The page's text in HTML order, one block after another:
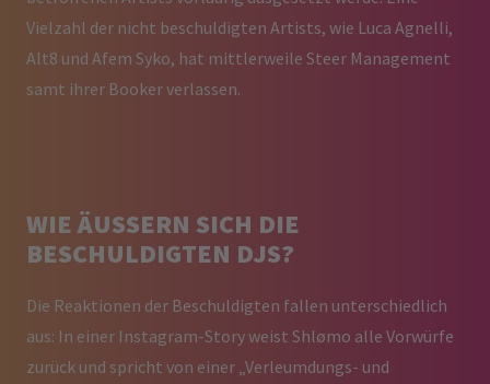
Vielzahl der nicht beschuldigten Artists, wie Luca Agnelli,
Alt8 und Afem Syko, hat mittlerweile Steer Management
samt ihrer Booker verlassen.
WIE ÄUSSERN SICH DIE B
ESCHULDIGTEN DJS?
Die Reaktionen der Beschuldigten fallen unterschiedlich
aus: In einer Instagram-Story weist Shlømo alle Vorwürfe
zurück und spricht von einer „Verleumdungs- und